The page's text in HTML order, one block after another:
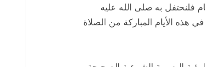
فلنحتفل به صلى الله عليه
هذه الأيام المباركة من الصلاة